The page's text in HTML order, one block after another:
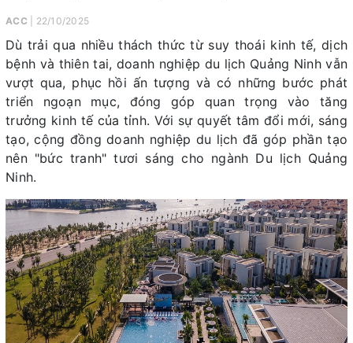
ACC | 22/10/2025
Dù trải qua nhiều thách thức từ suy thoái kinh tế, dịch
bệnh và thiên tai, doanh nghiệp du lịch Quảng Ninh vẫn
vượt qua, phục hồi ấn tượng và có những bước phát
triển ngoạn mục, đóng góp quan trọng vào tăng
trưởng kinh tế của tỉnh. Với sự quyết tâm đổi mới, sáng
tạo, cộng đồng doanh nghiệp du lịch đã góp phần tạo
nên "bức tranh" tươi sáng cho ngành Du lịch Quảng
Ninh.